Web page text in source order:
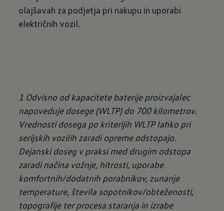
olajšavah za podjetja pri nakupu in uporabi
električnih vozil.
1 Odvisno od kapacitete baterije proizvajalec
napoveduje dosege (WLTP) do 700 kilometrov.
Vrednosti dosega po kriterijih WLTP lahko pri
serijskih vozilih zaradi opreme odstopajo.
Dejanski doseg v praksi med drugim odstopa
zaradi načina vožnje, hitrosti, uporabe
komfortnih/dodatnih porabnikov, zunanje
temperature, števila sopotnikov/obteženosti,
topografije ter procesa staranja in izrabe